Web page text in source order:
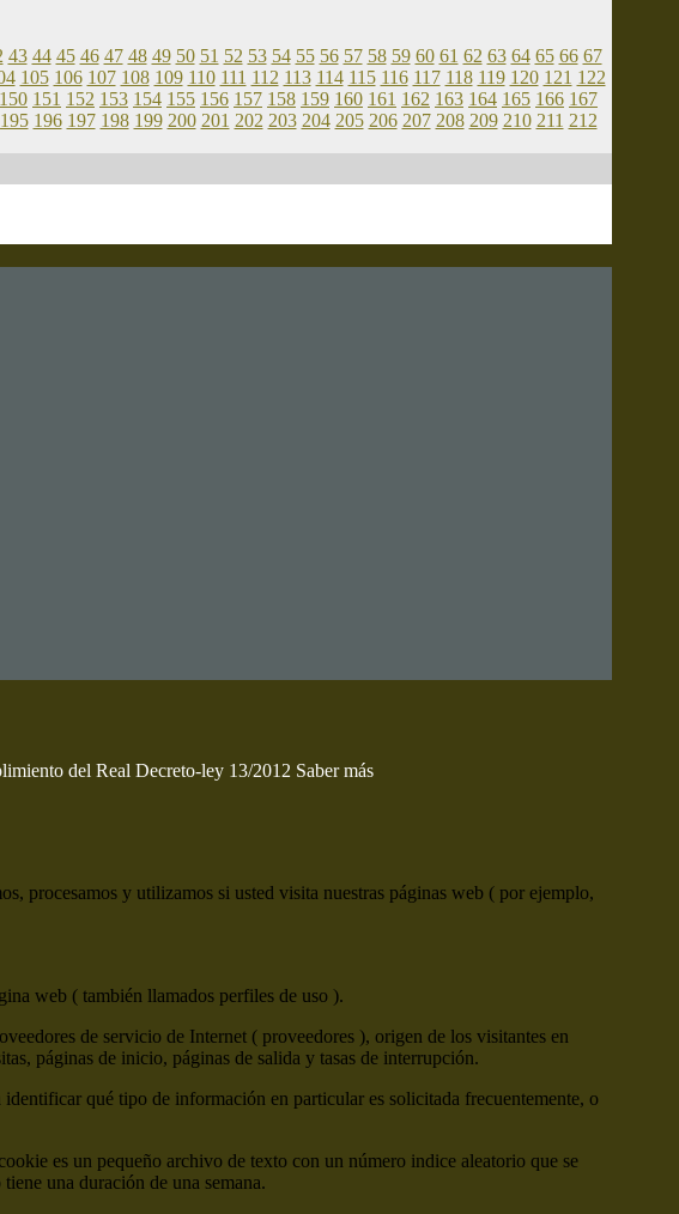
43 44 45 46 47 48 49 50 51 52 53 54 55 56 57 58 59 60 61 62 63 64 65 66 67
105 106 107 108 109 110 111 112 113 114 115 116 117 118 119 120 121 122
150 151 152 153 154 155 156 157 158 159 160 161 162 163 164 165 166 167
195 196 197 198 199 200 201 202 203 204 205 206 207 208 209 210 211 212
del Real Decreto-ley 13/2012 Saber más
procesamos y utilizamos si usted visita nuestras páginas web ( por ejemplo,
web ( también llamados perfiles de uso ).
de servicio de Internet ( proveedores ), origen de los visitantes en
páginas de inicio, páginas de salida y tasas de interrupción.
qué tipo de información en particular es solicitada frecuentemente, o
es un pequeño archivo de texto con un número indice aleatorio que se
una duración de una semana.